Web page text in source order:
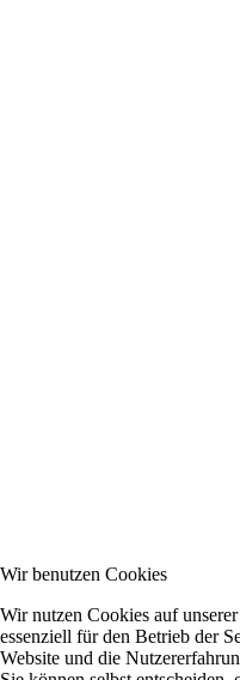
Wir benutzen Cookies
Wir nutzen Cookies auf
essenziell für den Betrieb der
Website und die